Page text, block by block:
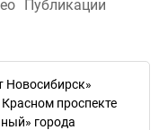
Публикации
проспекте
города